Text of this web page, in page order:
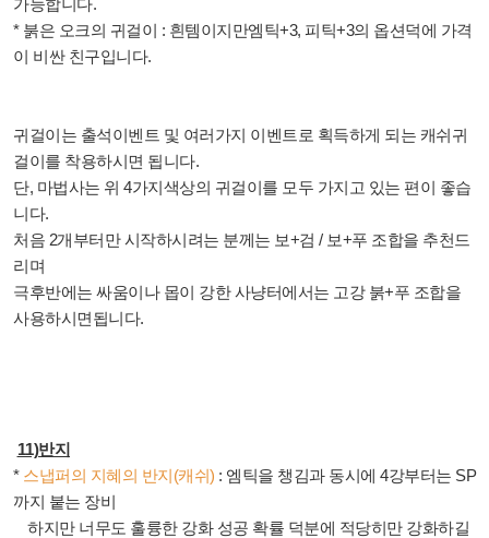
가능합니다.
* 붉은 오크의 귀걸이 : 흰템이지만엠틱+3, 피틱+3의 옵션덕에 가격
이 비싼 친구입니다.
귀걸이는 출석이벤트 및 여러가지 이벤트로 획득하게 되는 캐쉬귀
걸이를 착용하시면 됩니다.
단, 마법사는 위 4가지색상의 귀걸이를 모두 가지고 있는 편이 좋습
니다.
처음 2개부터만 시작하시려는 분께는 보+검 / 보+푸 조합을 추천드
리며
극후반에는 싸움이나 몹이 강한 사냥터에서는 고강 붉+푸 조합을
사용하시면됩니다.
11)반지
* 스냅퍼의 지혜의 반지(캐쉬) : 엠틱을 챙김과 동시에 4강부터는 SP
까지 붙는 장비
하지만 너무도 훌륭한 강화 성공 확률 덕분에 적당히만 강화하길